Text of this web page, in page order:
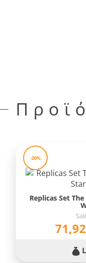
-20%
Replicas Set